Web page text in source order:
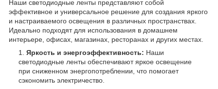
Наши светодиодные ленты представляют собой
эффективное и универсальное решение для создания яркого
и настраиваемого освещения в различных пространствах.
Идеально подходят для использования в домашнем
интерьере, офисах, магазинах, ресторанах и других местах.
Яркость и энергоэффективность: Наши
светодиодные ленты обеспечивают яркое освещение
при сниженном энергопотреблении, что помогает
сэкономить электричество.